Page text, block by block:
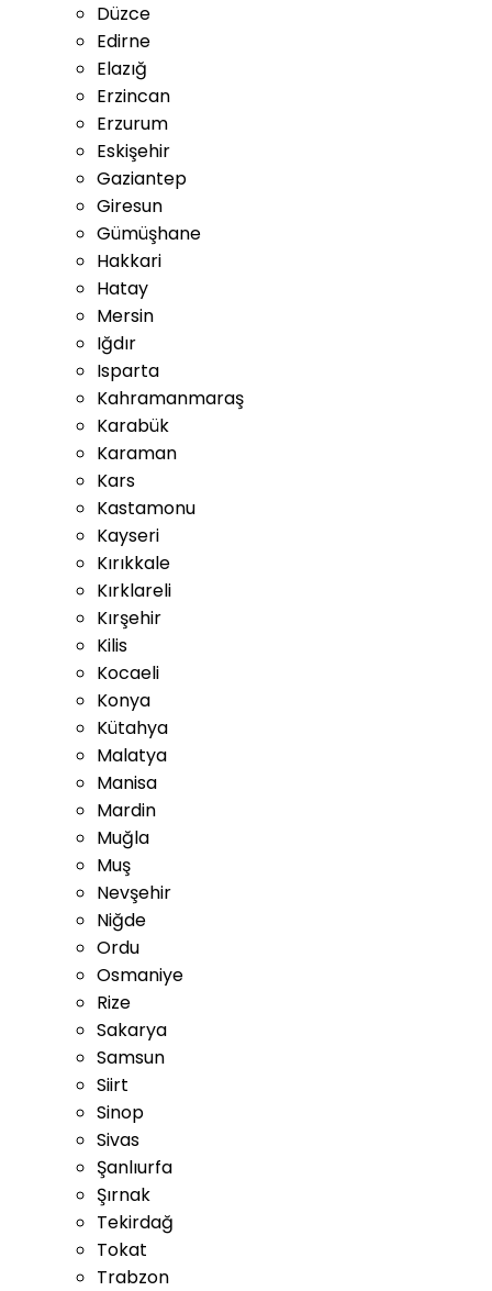
Düzce
Edirne
Elazığ
Erzincan
Erzurum
Eskişehir
Gaziantep
Giresun
Gümüşhane
Hakkari
Hatay
Mersin
Iğdır
Isparta
Kahramanmaraş
Karabük
Karaman
Kars
Kastamonu
Kayseri
Kırıkkale
Kırklareli
Kırşehir
Kilis
Kocaeli
Konya
Kütahya
Malatya
Manisa
Mardin
Muğla
Muş
Nevşehir
Niğde
Ordu
Osmaniye
Rize
Sakarya
Samsun
Siirt
Sinop
Sivas
Şanlıurfa
Şırnak
Tekirdağ
Tokat
Trabzon